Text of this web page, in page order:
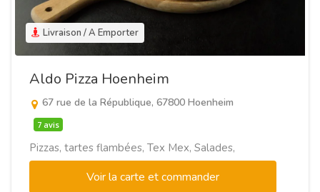
Livraison / A Emporter
Aldo Pizza Hoenheim
67 rue de la République, 67800 Hoenheim
7 avis
Pizzas, tartes flambées, Tex Mex, Salades,
Voir la carte et commander